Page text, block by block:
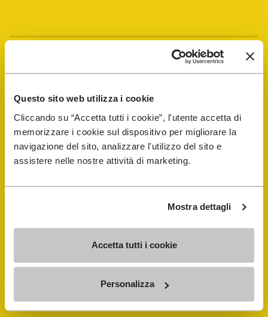
Questo sito web utilizza i cookie
Cliccando su “Accetta tutti i cookie”, l'utente accetta di
memorizzare i cookie sul dispositivo per migliorare la
navigazione del sito, analizzare l'utilizzo del sito e
assistere nelle nostre attività di marketing.
Mostra dettagli
Accetta tutti i cookie
Personalizza
FiveFingers Guide
E-SHOP
Schuhreparatur-Finder